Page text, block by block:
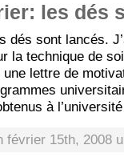
les dés
dés sont lancés.
la technique de
une lettre de
à
février 15th, 2008